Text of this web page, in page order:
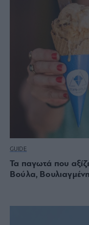
GUIDE
Τα παγωτά που
Βούλα, Βουλιαγμένη